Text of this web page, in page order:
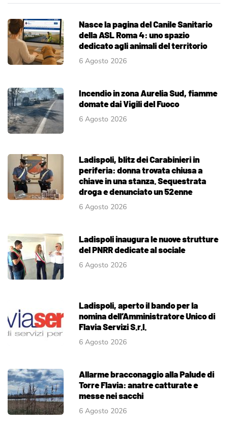
Nasce la pagina del Canile Sanitario
della ASL Roma 4: uno spazio
dedicato agli animali del territorio
6 Agosto 2026
Incendio in zona Aurelia Sud, fiamme
domate dai Vigili del Fuoco
6 Agosto 2026
Ladispoli, blitz dei Carabinieri in
periferia: donna trovata chiusa a
chiave in una stanza. Sequestrata
droga e denunciato un 52enne
6 Agosto 2026
Ladispoli inaugura le nuove strutture
del PNRR dedicate al sociale
6 Agosto 2026
Ladispoli, aperto il bando per la
nomina dell’Amministratore Unico di
Flavia Servizi S.r.l.
6 Agosto 2026
Allarme bracconaggio alla Palude di
Torre Flavia: anatre catturate e
messe nei sacchi
6 Agosto 2026